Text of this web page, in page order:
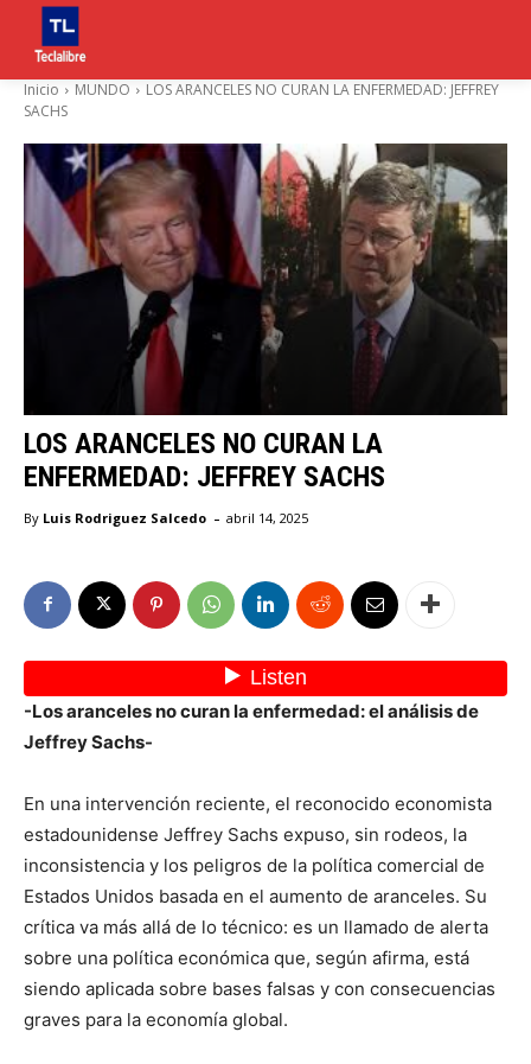
Inicio MUNDO
LOS ARANCELES NO CURAN LA ENFERMEDAD: JEFFREY
SACHS
LOS ARANCELES NO CURAN LA
ENFERMEDAD: JEFFREY SACHS
By Luis Rodriguez Salcedo - abril 14, 2025
-Los aranceles no curan la enfermedad: el análisis de
Jeffrey Sachs-
En una intervención reciente, el reconocido economista
estadounidense Jeffrey Sachs expuso, sin rodeos, la
inconsistencia y los peligros de la política comercial de
Estados Unidos basada en el aumento de aranceles. Su
crítica va más allá de lo técnico: es un llamado de alerta
sobre una política económica que, según afirma, está
siendo aplicada sobre bases falsas y con consecuencias
graves para la economía global.